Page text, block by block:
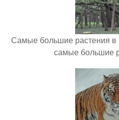
Самые большие растения
самые большие